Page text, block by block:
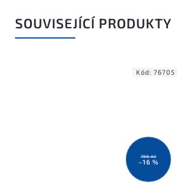
SOUVISEJÍCÍ PRODUKTY
799 Kč
–16 %
Kód: 76705